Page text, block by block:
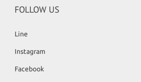
FOLLOW US
Line
Instagram
Facebook